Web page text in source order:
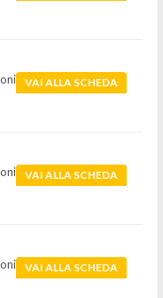
VAI ALLA SCHEDA
VAI ALLA SCHEDA
VAI ALLA SCHEDA